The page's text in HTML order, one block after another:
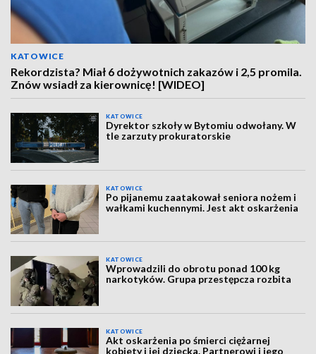
KATOWICE
Rekordzista? Miał 6 dożywotnich zakazów i 2,5 promila.
Znów wsiadł za kierownicę! [WIDEO]
KATOWICE
Dyrektor szkoły w Bytomiu odwołany. W
tle zarzuty prokuratorskie
KATOWICE
Po pijanemu zaatakował seniora nożem i
wałkami kuchennymi. Jest akt oskarżenia
KATOWICE
Wprowadzili do obrotu ponad 100 kg
narkotyków. Grupa przestępcza rozbita
KATOWICE
Akt oskarżenia po śmierci ciężarnej
kobiety i jej dziecka. Partnerowi i jego